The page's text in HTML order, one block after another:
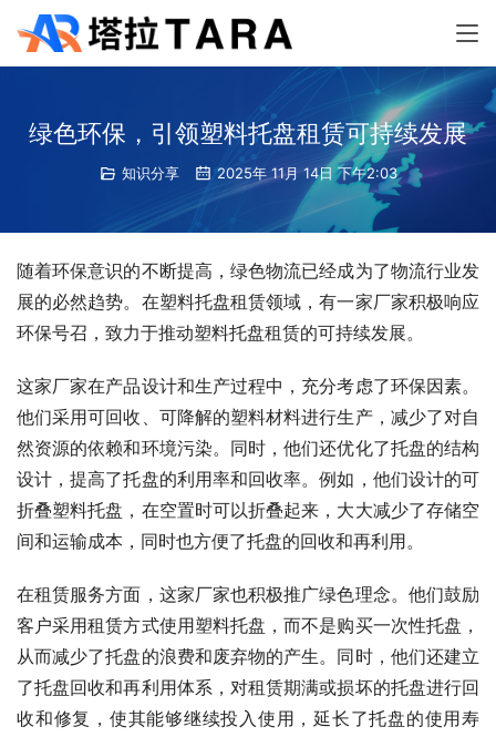
绿色环保，引领塑料托盘租赁可持续发展
知识分享 2025年 11月 14日 下午2:03
随着环保意识的不断提高，绿色物流已经成为了物流行业发
展的必然趋势。在塑料托盘租赁领域，有一家厂家积极响应
环保号召，致力于推动塑料托盘租赁的可持续发展。
这家厂家在产品设计和生产过程中，充分考虑了环保因素。
他们采用可回收、可降解的塑料材料进行生产，减少了对自
然资源的依赖和环境污染。同时，他们还优化了托盘的结构
设计，提高了托盘的利用率和回收率。例如，他们设计的可
折叠塑料托盘，在空置时可以折叠起来，大大减少了存储空
间和运输成本，同时也方便了托盘的回收和再利用。
在租赁服务方面，这家厂家也积极推广绿色理念。他们鼓励
客户采用租赁方式使用塑料托盘，而不是购买一次性托盘，
从而减少了托盘的浪费和废弃物的产生。同时，他们还建立
了托盘回收和再利用体系，对租赁期满或损坏的托盘进行回
收和修复，使其能够继续投入使用，延长了托盘的使用寿